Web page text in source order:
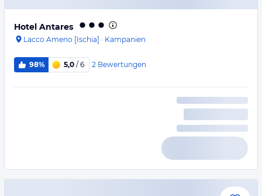
Hotel Antares
Lacco Ameno [Ischia] · Kampanien
98% 5,0 / 6 2 Bewertungen